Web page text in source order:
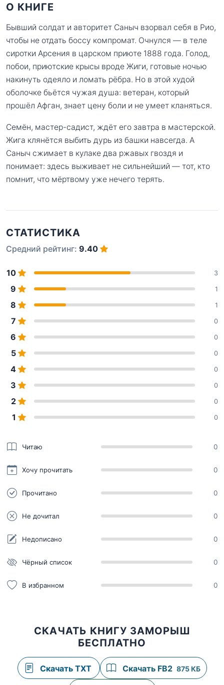
О КНИГЕ
Бывший солдат и авторитет Саныч взорвал себя в Рио,
чтобы не отдать боссу компромат. Очнулся — в теле
сиротки Арсения в царском приюте 1888 года. Голод,
побои, приютские крысы вроде Жиги, готовые ночью
накинуть одеяло и ломать рёбра. Но в этой худой
оболочке бьётся чужая душа: ветеран, который
прошёл Афган, знает цену боли и не умеет кланяться.
Семён, мастер-садист, ждёт его завтра в мастерской.
Жига клянётся выбить дурь из башки навсегда. А
Саныч сжимает в кулаке два ржавых гвоздя и
понимает: здесь выживает не сильнейший — тот, кто
помнит, что мёртвому уже нечего терять.
СТАТИСТИКА
Средний рейтинг: 9.40
10 3
9 1
8 1
7 0
6 0
5 0
4 0
3 0
2 0
1 0
Читаю 0
Хочу прочитать 0
Прочитано 0
Не дочитал 0
Недописано 0
Чёрный список 0
В избранном 0
СКАЧАТЬ КНИГУ ЗАМОРЫШ
БЕСПЛАТНО
Скачать TXT Скачать FB2 875 КБ